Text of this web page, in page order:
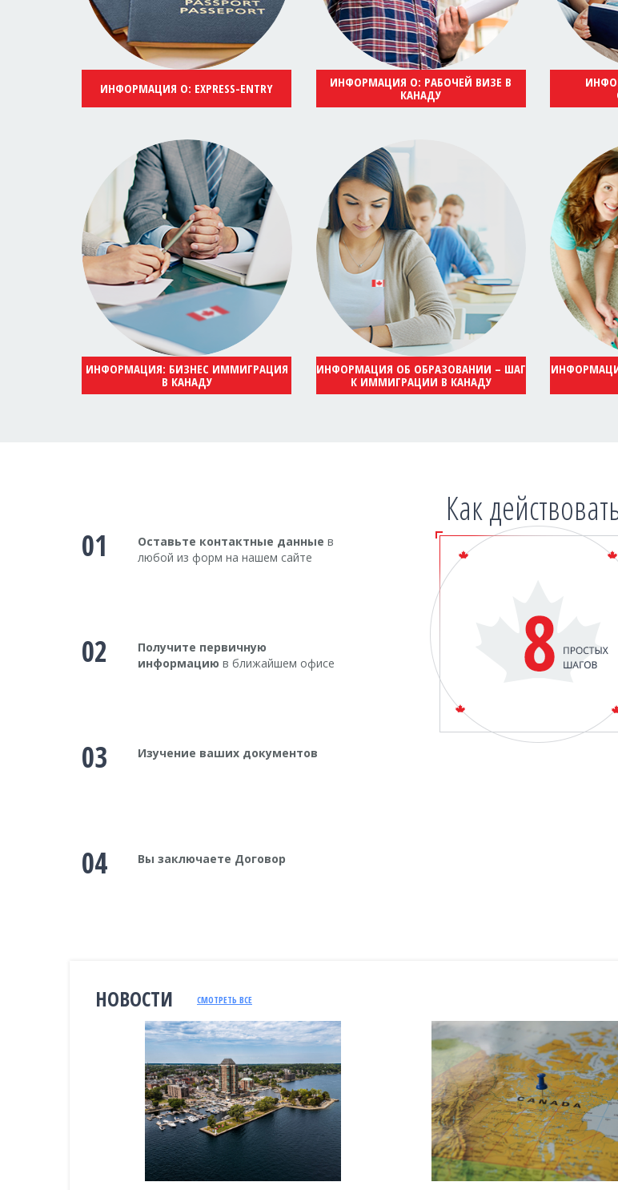
ИНФОРМАЦИЯ О: EXPRESS-ENTRY
ИНФОРМАЦИЯ О: РАБОЧЕЙ ВИЗЕ В
КАНАДУ
ИНФОРМАЦИЯ: БИЗНЕС ИММИГРАЦИЯ
В КАНАДУ
ИНФОРМАЦИЯ ОБ ОБРАЗОВАНИИ – ШАГ
К ИММИГРАЦИИ В КАНАДУ
Как
01 Оставьте контактные данные в
любой из форм на нашем сайте
02
Получите первичную
информацию в ближайшем офисе
03 Изучение ваших документов
04 Вы заключаете Договор
НОВОСТИ СМОТРЕТЬ ВСЕ